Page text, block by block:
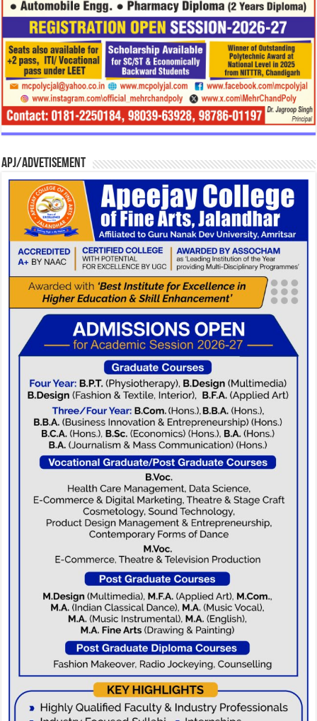
APJ/Advetisement